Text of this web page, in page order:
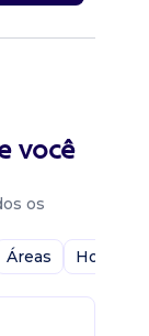
você
os
Áreas Home-